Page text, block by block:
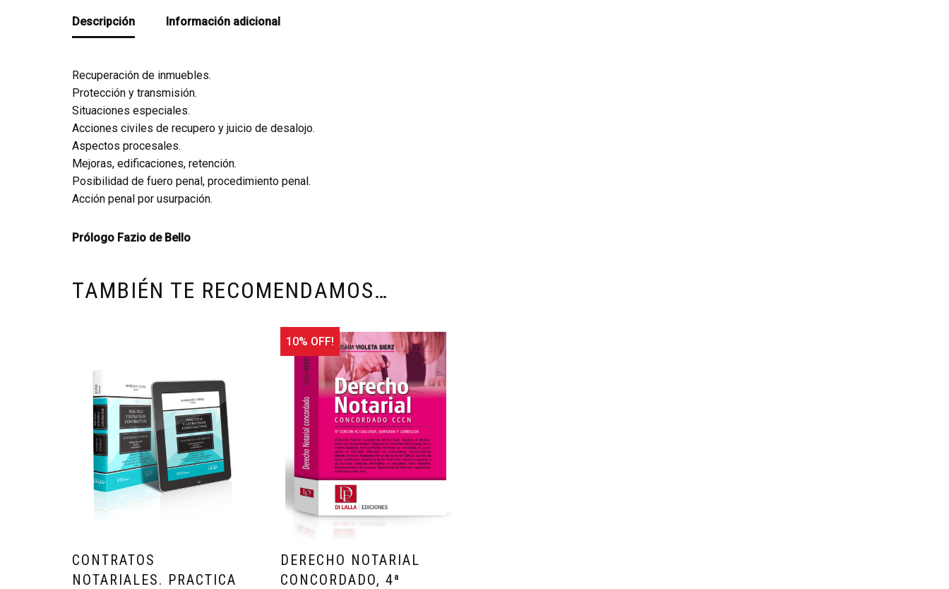
Descripción Información adicional
Recuperación de inmuebles.
Protección y transmisión.
Situaciones especiales.
Acciones civiles de recupero y juicio de desalojo.
Aspectos procesales.
Mejoras, edificaciones, retención.
Posibilidad de fuero penal, procedimiento penal.
Acción penal por usurpación.
Prólogo Fazio de Bello
TAMBIÉN TE RECOMENDAMOS…
CONTRATOS
NOTARIALES. PRACTICA
10% OFF!
DERECHO NOTARIAL
CONCORDADO, 4ª